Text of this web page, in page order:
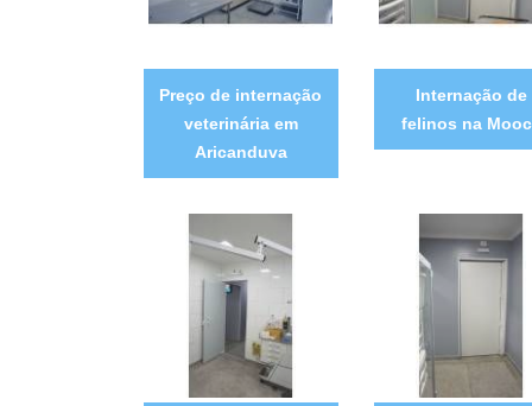
Preço de internação
veterinária em
Aricanduva
Internação de
felinos na